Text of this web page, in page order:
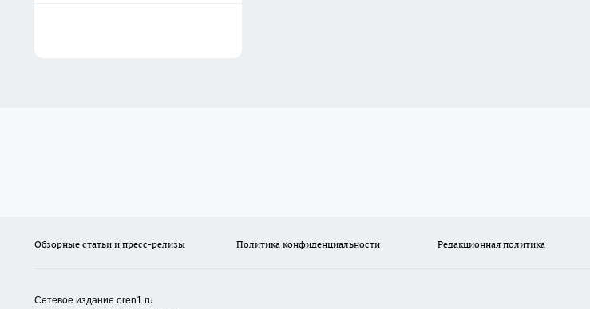
Обзорные статьи и пресс-релизы Политика конфиденциальности Редакционная политика
Сетевое издание oren1.ru